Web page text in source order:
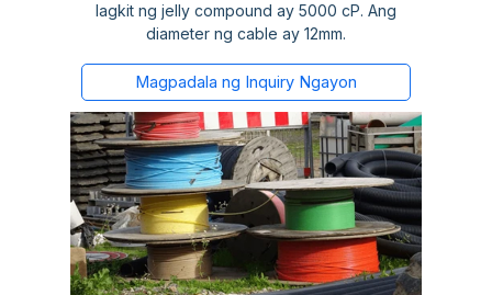
lagkit ng jelly compound ay 5000 cP. Ang
diameter ng cable ay 12mm.
Magpadala ng Inquiry Ngayon